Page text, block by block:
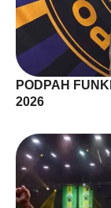
PODPAH
2026